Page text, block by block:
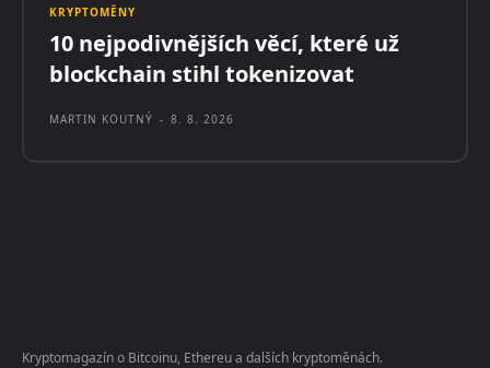
KRYPTOMĚNY
10 nejpodivnějších věcí, které už
blockchain stihl tokenizovat
MARTIN KOUTNÝ - 8. 8. 2026
Kryptomagazín o Bitcoinu, Ethereu a dalších kryptoměnách.